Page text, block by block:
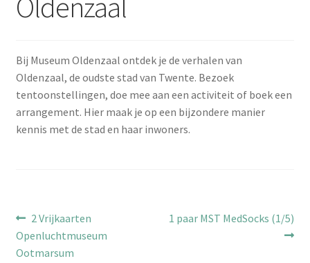
Bij Museum Oldenzaal ontdek je de verhalen van
Oldenzaal, de oudste stad van Twente. Bezoek
tentoonstellingen, doe mee aan een activiteit of boek een
arrangement. Hier maak je op een bijzondere manier
kennis met de stad en haar inwoners.
Bericht
navigatie
Vorig
bericht:
2 Vrijkaarten
Openluchtmuseum
Ootmarsum
Volgend
1 paar MST MedSocks (1/5)